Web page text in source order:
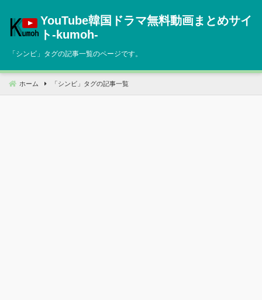
へ
動
YouTube韓国ドラマ無料動画まとめサイ
ト‐kumoh‐
「シンビ 」タグの記事一覧のページです。
ホーム 「 シンビ 」タグの記事一覧